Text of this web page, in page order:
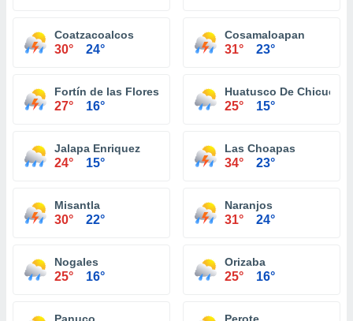
Coatzacoalcos
30° 24°
Cosamaloapan
31° 23°
Fortín de las Flores
27° 16°
Huatusco De Chicuellar
25° 15°
Jalapa Enriquez
24° 15°
Las Choapas
34° 23°
Misantla
30° 22°
Naranjos
31° 24°
Nogales
25° 16°
Orizaba
25° 16°